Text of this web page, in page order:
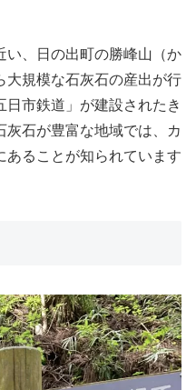
い、日の出町の勝峰山（か
大規模な石灰石の産出が行
市鉄道」が建設されたき
灰石が豊富な地域では、カ
あることが知られています